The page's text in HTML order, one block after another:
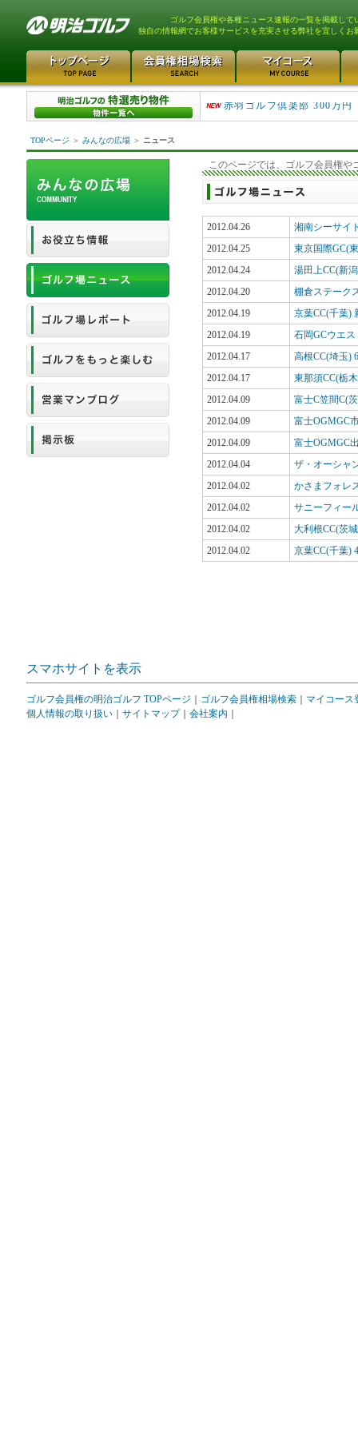
ゴルフ会員権や各種ニュース速報の一覧を掲載して
独自の情報網でお客様サービスを充実させる弊社を宜しくお
スカイウェイカントリー
赤羽ゴルフ倶楽部 300万円
TOPページ ＞ みんなの広場 ＞ ニュース
このページでは、ゴルフ会員権や
2012.04.26
湘南シーサイ
2012.04.25
東京国際GC(
2012.04.24
湯田上CC(新
2012.04.20
棚倉ステーク
2012.04.19
京葉CC(千葉)
2012.04.19
石岡GCウエ
2012.04.17
高根CC(埼玉)
2012.04.17
東那須CC(栃
2012.04.09
富士C笠間C(
2012.04.09
富士OGMGC
2012.04.09
富士OGMGC
2012.04.04
ザ・オーシャ
2012.04.02
かさまフォレ
2012.04.02
サニーフィー
2012.04.02
大利根CC(茨
2012.04.02
京葉CC(千葉)
スマホサイトを表示
ゴルフ会員権の明治ゴルフ TOPページ ゴルフ会員権相場検索
マイコース
個人情報の取り扱い
サイトマップ｜ 会社案内